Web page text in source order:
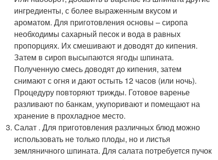
ингредиенты, с более выраженным вкусом и
ароматом. Для приготовления основы – сиропа
необходимы сахарный песок и вода в равных
пропорциях. Их смешивают и доводят до кипения.
Затем в сироп высыпаются ягоды шпината.
Полученную смесь доводят до кипения, затем
снимают с огня и дают остыть 12 часов (или ночь).
Процедуру повторяют трижды. Готовое варенье
разливают по банкам, укупоривают и помещают на
хранение в прохладное место.
Салат . Для приготовления различных блюд можно
использовать не только плоды, но и листья
земляничного шпината. Для салата потребуется пучок